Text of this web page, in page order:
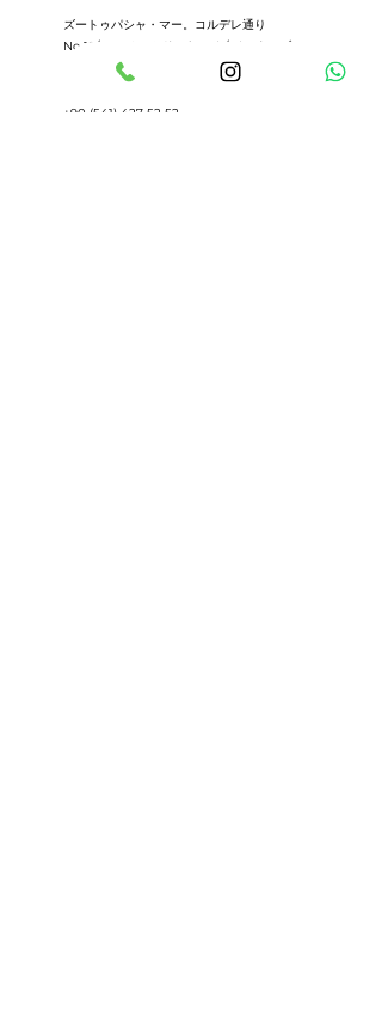
ズートゥパシャ・マー。コルデレ通り
No 19/1 34724 カドゥキョイ / イスタンブール
トゥルキエ
+90 (541) 427 52 52